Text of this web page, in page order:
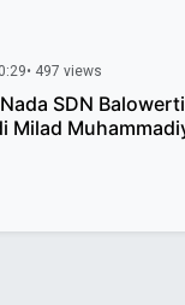
• 497 views
SDN
Milad